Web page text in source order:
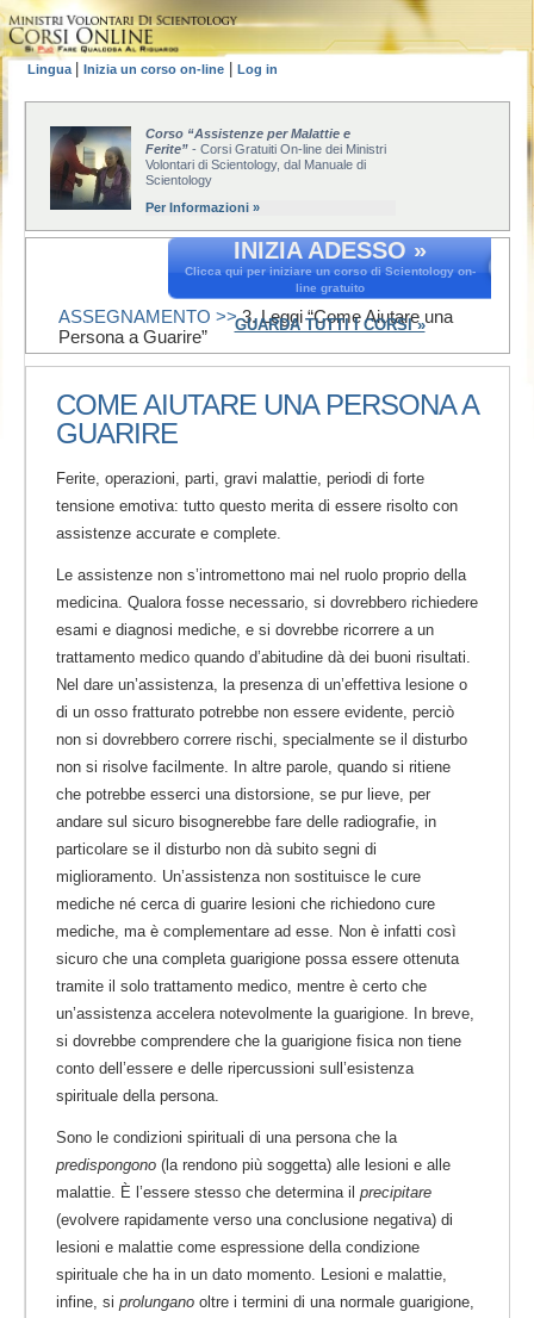
Lingua Inizia un corso on-line Log in
Corso “Assistenze per Malattie e
Ferite” - Corsi Gratuiti On-line dei Ministri
Volontari di Scientology, dal Manuale di
Scientology
Per Informazioni »
INIZIA ADESSO »
Clicca qui per iniziare un corso di Scientology on-
line gratuito
GUARDA TUTTI I CORSI »
ASSEGNAMENTO >>3. Leggi “Come Aiutare una
Persona a Guarire”
COME AIUTARE UNA PERSONA A
GUARIRE
Ferite, operazioni, parti, gravi malattie, periodi di forte
tensione emotiva: tutto questo merita di essere risolto con
assistenze accurate e complete.
Le assistenze non s’intromettono mai nel ruolo proprio della
medicina. Qualora fosse necessario, si dovrebbero richiedere
esami e diagnosi mediche, e si dovrebbe ricorrere a un
trattamento medico quando d’abitudine dà dei buoni risultati.
Nel dare un’assistenza, la presenza di un’effettiva lesione o
di un osso fratturato potrebbe non essere evidente, perciò
non si dovrebbero correre rischi, specialmente se il disturbo
non si risolve facilmente. In altre parole, quando si ritiene
che potrebbe esserci una distorsione, se pur lieve, per
andare sul sicuro bisognerebbe fare delle radiografie, in
particolare se il disturbo non dà subito segni di
miglioramento. Un’assistenza non sostituisce le cure
mediche né cerca di guarire lesioni che richiedono cure
mediche, ma è complementare ad esse. Non è infatti così
sicuro che una completa guarigione possa essere ottenuta
tramite il solo trattamento medico, mentre è certo che
un’assistenza accelera notevolmente la guarigione. In breve,
si dovrebbe comprendere che la guarigione fisica non tiene
conto dell’essere e delle ripercussioni sull’esistenza
spirituale della persona.
Sono le condizioni spirituali di una persona che la
predispongono (la rendono più soggetta) alle lesioni e alle
malattie. È l’essere stesso che determina il precipitare
(evolvere rapidamente verso una conclusione negativa) di
lesioni e malattie come espressione della condizione
spirituale che ha in un dato momento. Lesioni e malattie,
infine, si prolungano oltre i termini di una normale guarigione,